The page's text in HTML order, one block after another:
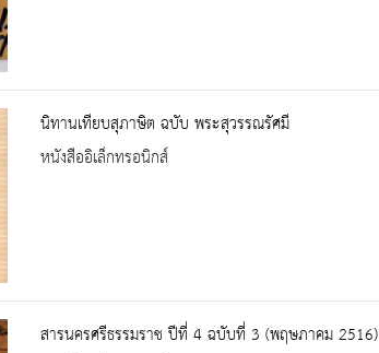
นิทานเทียบสุภาษิต ฉบับ พระสุวรรณรัศมี
หนังสืออิเล็กทรอนิกส์
สารนครศรีธรรมราช ปีที่ 4 ฉบับที่ 3 (พฤษภาคม 2516)